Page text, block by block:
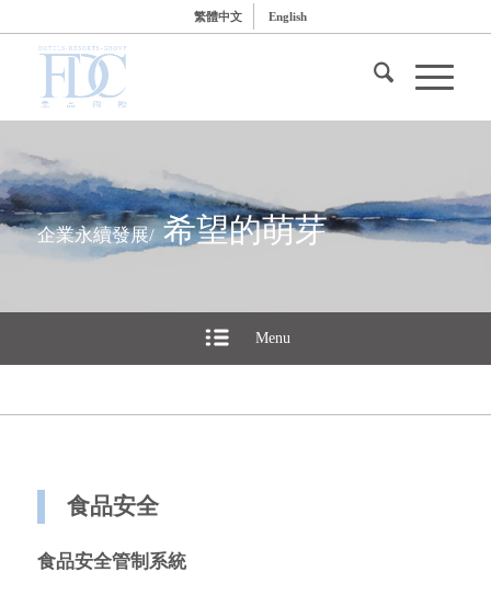
繁體中文 English
企業永續發展/希望的萌芽
Menu
食品安全
食品安全管制系統